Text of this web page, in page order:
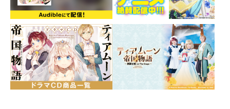
餅月望（モチツキノゾム）
ライトノベル作家。アミューズメントメディア総合学院
ノベルス学科出身。
著書は「カトリングガール」（光文社）や、
「ティアムーン帝国物語 ～断頭台から始まる、姫の転生
逆転ストーリー～」(TOブックス)など。